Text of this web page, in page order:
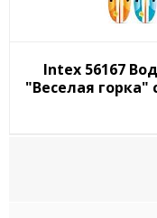
Intex 56167
"Веселая горка"